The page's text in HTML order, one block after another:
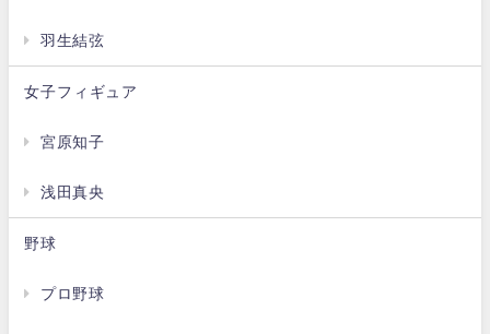
羽生結弦
女子フィギュア
宮原知子
浅田真央
野球
プロ野球